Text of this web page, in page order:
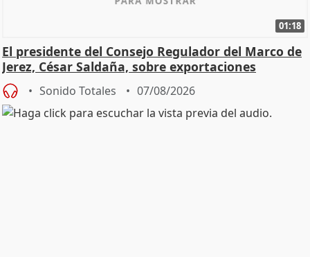
01:18
El presidente del Consejo Regulador del Marco de
Jerez, César Saldaña, sobre exportaciones
Sonido Totales 07/08/2026